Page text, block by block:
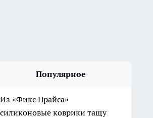
Популярное
Из «Фикс Прайса»
силиконовые коврики тащу